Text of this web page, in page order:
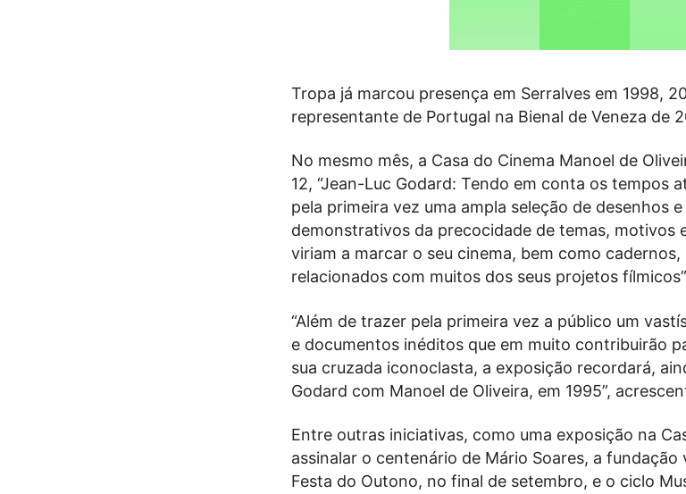
Tropa já marcou presença em Serralves em 1998,
representante de Portugal na Bienal de Veneza de
No mesmo mês, a Casa do Cinema Manoel de
12, “Jean-Luc Godard: Tendo em conta os tempos
pela primeira vez uma ampla seleção de desenhos
demonstrativos da precocidade de temas, motivos
viriam a marcar o seu cinema, bem como cadernos,
relacionados com muitos dos seus projetos
“Além de trazer pela primeira vez a público um
e documentos inéditos que em muito contribuirão
sua cruzada iconoclasta, a exposição recordará,
Godard com Manoel de Oliveira, em 1995”,
Entre outras iniciativas, como uma exposição na
assinalar o centenário de Mário Soares, a
Festa do Outono, no final de setembro, e o ciclo